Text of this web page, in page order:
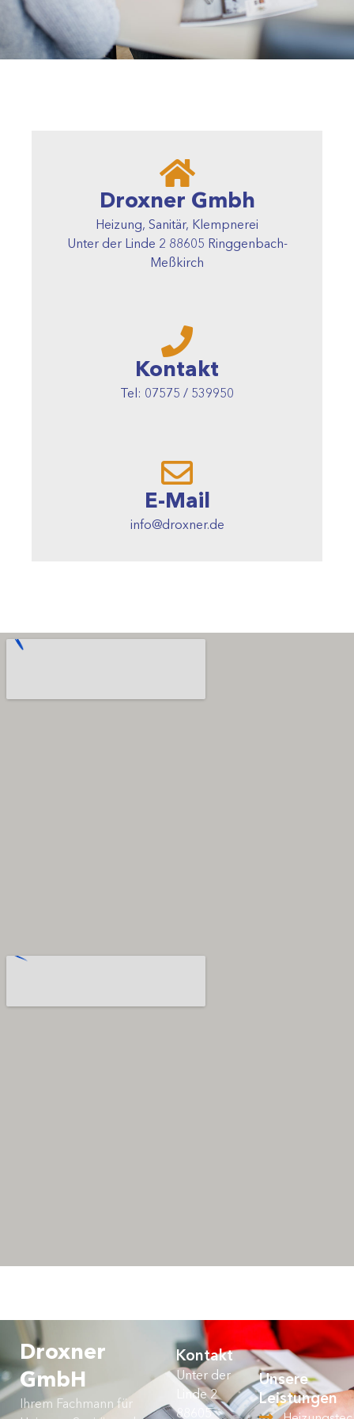
Droxner Gmbh
Heizung, Sanitär, Klempnerei
Unter der Linde 2 88605 Ringgenbach-
Meßkirch
Kontakt
Tel: 07575 / 539950
E-Mail
info@droxner.de​
Droxner
GmbH
Ihrem Fachmann für
Kontakt
Unter der
Linde 2
88605
Unsere
Leistungen